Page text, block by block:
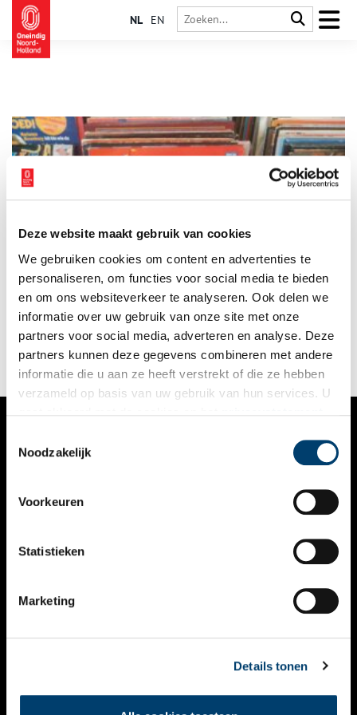
Deze website maakt gebruik van cookies
We gebruiken cookies om content en advertenties te
personaliseren, om functies voor social media te bieden
en om ons websiteverkeer te analyseren. Ook delen we
informatie over uw gebruik van onze site met onze
partners voor social media, adverteren en analyse. Deze
partners kunnen deze gegevens combineren met andere
informatie die u aan ze heeft verstrekt of die ze hebben
verzameld op basis van uw gebruik van hun services. U
Noodzakelijk
Voorkeuren
Statistieken
Marketing
Details tonen
NL EN
De Zuiderzeeballade was in de jaren 1960 een regelrechte hit
en staat sindsdien in ons collectieve geheugen gegrift. Het
weemoedige lied over een grootvader en zijn kleinzoon wordt
nog steeds uit volle borst meegezongen. Maar wie schreef dit
lied en waarom? Ga met ons mee op reis naar de ‘goeie ouwe
tijd’, toen het IJsselmeer nog de Zuiderzee was.
VERHALEN
KALENDER
THEMA’S
VIDEO’S
CONTACT